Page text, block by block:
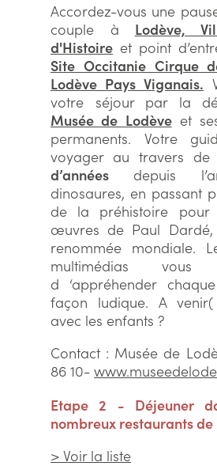
Accordez-vous une
couple à
Lodève,
d'Histoire et point
Site Occitanie Cirque
Lodève Pays Viganais.
votre séjour par la
Musée de Lodève et
permanents. Votre
voyager au travers de
d’années depuis
dinosaures, en passant
de la préhistoire
œuvres de Paul Dardé,
renommée mondiale.
multimédias vous
d ‘appréhender
façon ludique. A
avec les enfants ?
Contact : Musée de
86 10-
Etape 2 - Déjeuner
nombreux restaurants de
> Voir la liste